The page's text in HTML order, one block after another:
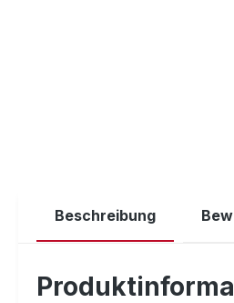
Beschreibung